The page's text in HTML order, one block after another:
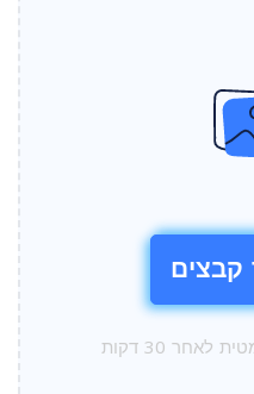
קבצים
30 דקות